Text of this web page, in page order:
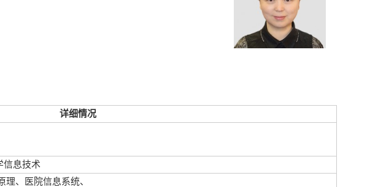
详细情况
信息技术
、医院信息系统、